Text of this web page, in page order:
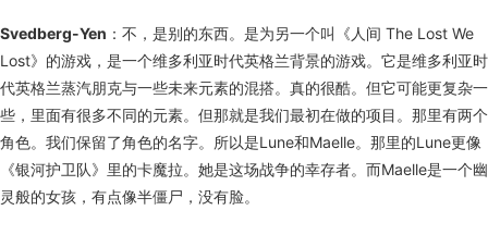
Svedberg-Yen ：不，是别的东西。是为另一个叫《人间 The Lost We
Lost》的游戏，是一个维多利亚时代英格兰背景的游戏。它是维多利亚时
代英格兰蒸汽朋克与一些未来元素的混搭。真的很酷。但它可能更复杂一
些，里面有很多不同的元素。但那就是我们最初在做的项目。那里有两个
角色。我们保留了角色的名字。所以是Lune和Maelle。那里的Lune更像
《银河护卫队》里的卡魔拉。她是这场战争的幸存者。而Maelle是一个幽
灵般的女孩，有点像半僵尸，没有脸。